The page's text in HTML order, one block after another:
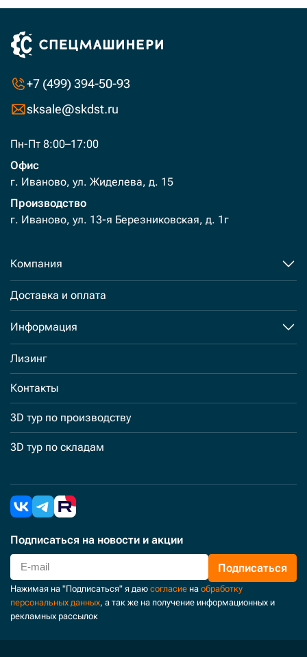
+7 (499) 394-50-93
sksale@skdst.ru
Пн-Пт 8:00–17:00
Офис
г. Иваново, ул. Жиделева, д. 15
Производство
г. Иваново, ул. 13-я Березниковская, д. 1г
Компания
Доставка и оплата
Информация
Лизинг
Контакты
3D тур по производству
3D тур по складам
Подписаться на новости и акции
Подписаться
Нажимая на "Подписаться" я даю согласие на обработку
персональных данных, а так же на получение информационных и
рекламных рассылок